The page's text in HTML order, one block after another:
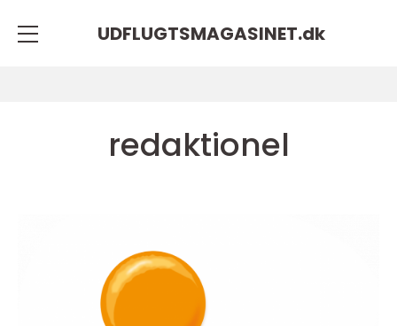
UDFLUGTSMAGASINET.dk
redaktionel